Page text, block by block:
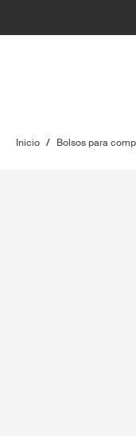
Inicio / Bolsos para